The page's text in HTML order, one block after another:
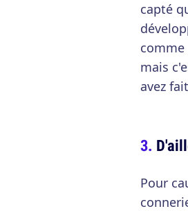
capté
mais
avez
Pour